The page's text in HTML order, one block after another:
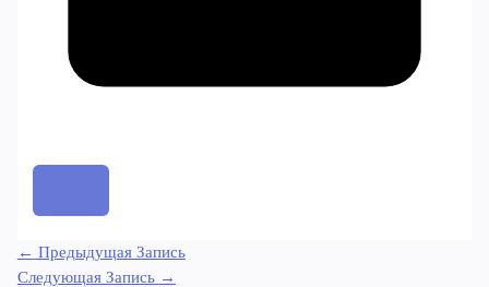
← Предыдущая Запись
Следующая Запись →